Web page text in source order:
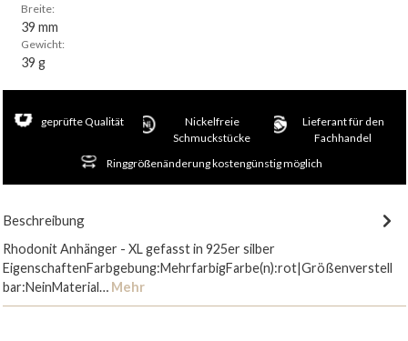
Breite:
39 mm
Gewicht:
39 g
geprüfte Qualität
Nickelfreie
Schmuckstücke
Lieferant für den
Fachhandel
Ringgrößenänderung kostengünstig möglich
Beschreibung
Rhodonit Anhänger - XL gefasst in 925er silber
EigenschaftenFarbgebung:MehrfarbigFarbe(n):rot|Größenverstell
bar:NeinMaterial… Mehr